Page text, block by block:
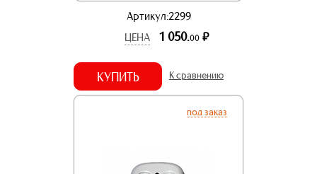
Артикул:2299
ЦЕНА
1 050.00 р.
КУПИТЬ К сравнению
под заказ